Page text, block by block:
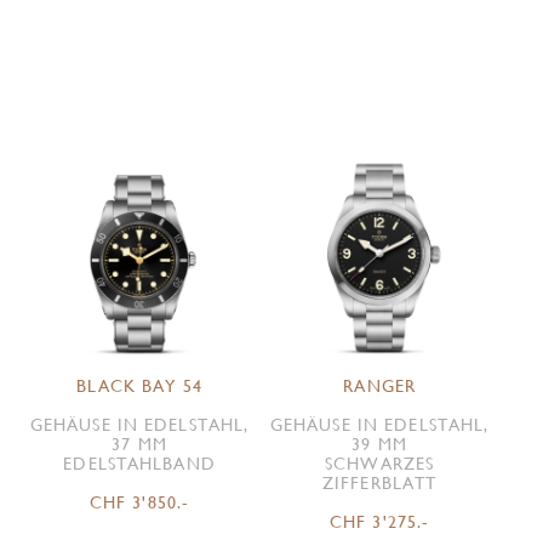
BLACK BAY 54
GEHÄUSE IN EDELSTAHL,
37 MM
EDELSTAHLBAND
CHF 3'850.-
RANGER
GEHÄUSE IN EDELSTAHL,
39 MM
SCHWARZES
ZIFFERBLATT
CHF 3'275.-